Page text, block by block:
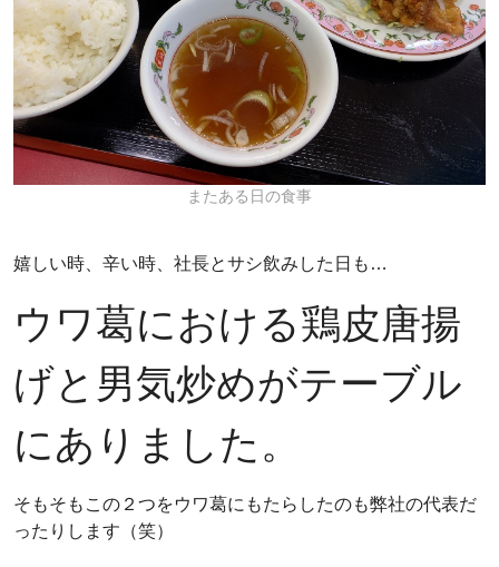
またある日の食事
嬉しい時、辛い時、社長とサシ飲みした日も…
ウワ葛における鶏皮唐揚
げと男気炒めがテーブル
にありました。
そもそもこの２つをウワ葛にもたらしたのも弊社の代表だ
ったりします（笑）